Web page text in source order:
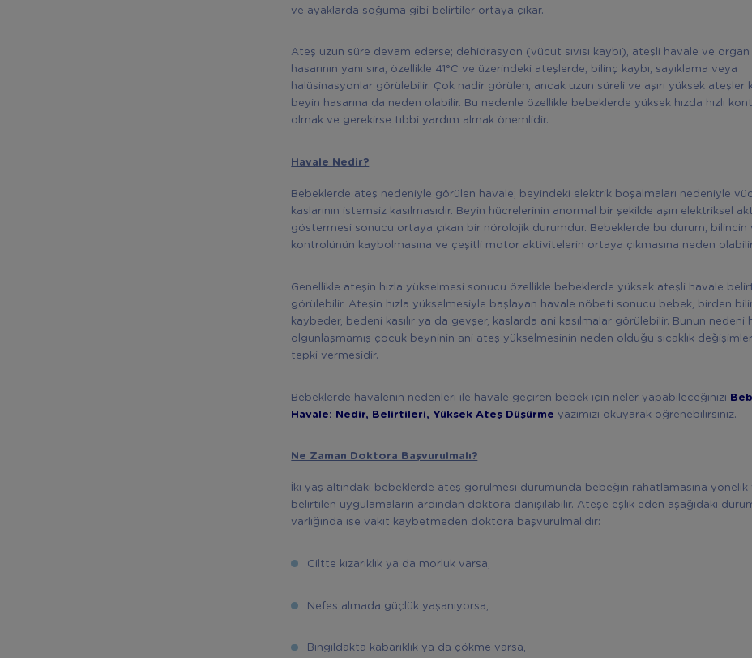
ve ayaklarda soğuma gibi belirtiler ortaya çıkar.
Ateş uzun süre devam ederse; dehidrasyon (vücut sıvısı kaybı), ateşli havale ve organ
hasarının yanı sıra, özellikle 41°C ve üzerindeki ateşlerde, bilinç kaybı, sayıklama veya
halüsinasyonlar görülebilir. Çok nadir görülen, ancak uzun süreli ve aşırı yüksek ateşler
beyin hasarına da neden olabilir. Bu nedenle özellikle bebeklerde yüksek hızda hızlı
olmak ve gerekirse tıbbi yardım almak önemlidir.
Havale Nedir?
Bebeklerde ateş nedeniyle görülen havale; beyindeki elektrik boşalmaları nedeniyle
kaslarının istemsiz kasılmasıdır. Beyin hücrelerinin anormal bir şekilde aşırı elektriksel
göstermesi sonucu ortaya çıkan bir nörolojik durumdur. Bebeklerde bu durum, bilincin
kontrolünün kaybolmasına ve çeşitli motor aktivitelerin ortaya çıkmasına neden
Genellikle ateşin hızla yükselmesi sonucu özellikle bebeklerde yüksek ateşli havale
görülebilir. Ateşin hızla yükselmesiyle başlayan havale nöbeti sonucu bebek, birden
kaybeder, bedeni kasılır ya da gevşer, kaslarda ani kasılmalar görülebilir. Bunun nedeni
olgunlaşmamış çocuk beyninin ani ateş yükselmesinin neden olduğu sıcaklık
tepki vermesidir.
Bebeklerde havalenin nedenleri ile havale geçiren bebek için neler yapabileceğinizi
Havale: Nedir, Belirtileri, Yüksek Ateş Düşürme yazımızı okuyarak öğrenebilirsiniz.
Ne Zaman Doktora Başvurulmalı?
İki yaş altındaki bebeklerde ateş görülmesi durumunda bebeğin rahatlamasına yönelik
belirtilen uygulamaların ardından doktora danışılabilir. Ateşe eşlik eden aşağıdaki
varlığında ise vakit kaybetmeden doktora başvurulmalıdır:
Ciltte kızarıklık ya da morluk varsa,
Nefes almada güçlük yaşanıyorsa,
Bıngıldakta kabarıklık ya da çökme varsa,